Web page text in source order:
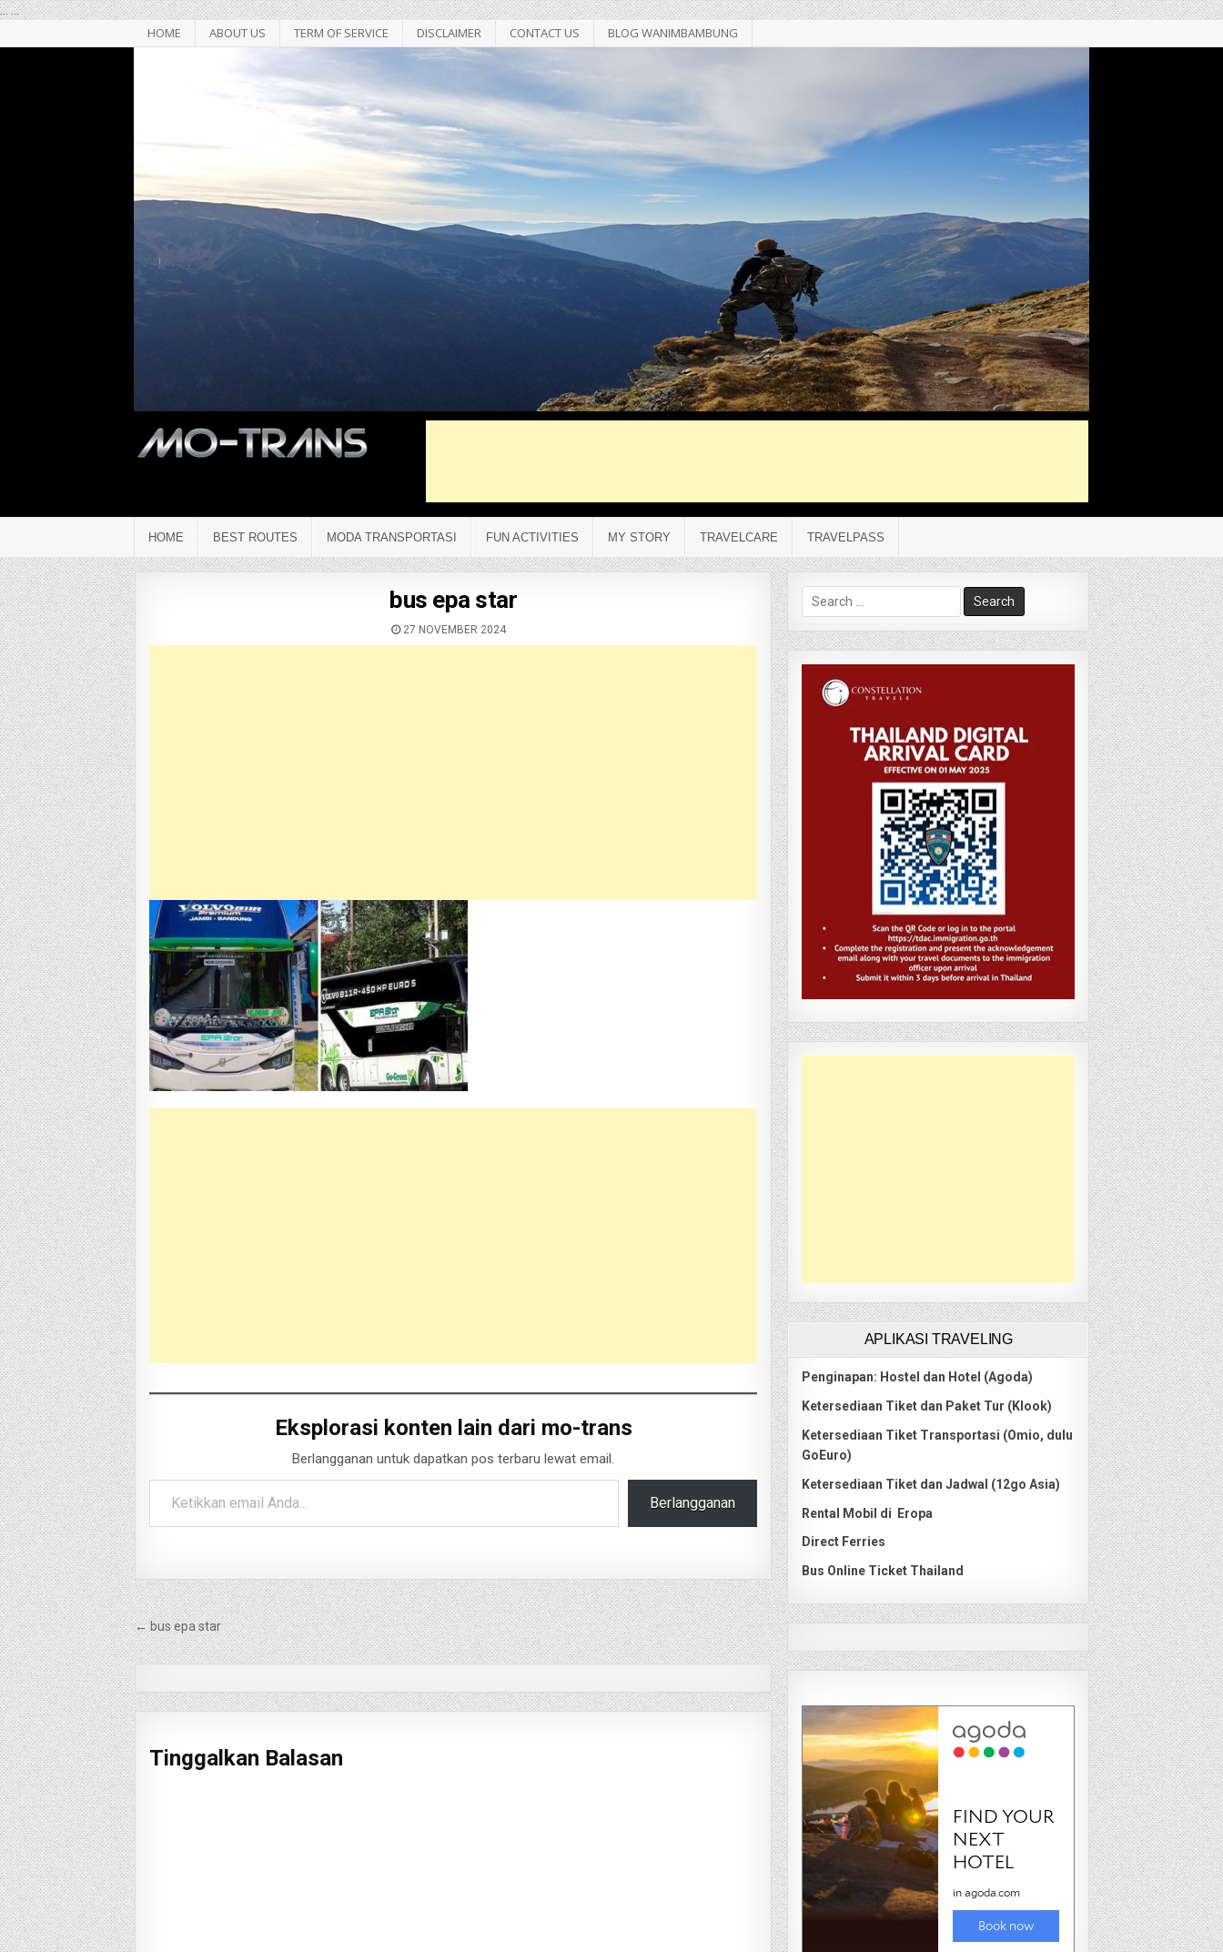
......
HOME ABOUT US TERM OF SERVICE DISCLAIMER CONTACT US BLOG WANIMBAMBUNG
HOME BEST ROUTES MODA TRANSPORTASI FUN ACTIVITIES MY STORY TRAVELCARE TRAVELPASS
bus epa star
27 NOVEMBER 2024
Eksplorasi konten lain dari mo-trans
Berlangganan untuk dapatkan pos terbaru lewat email.
Ketikkan email Anda...
Berlangganan
Navigasi
pos
← bus epa star
Tinggalkan Balasan
Search
for:
APLIKASI TRAVELING
Penginapan: Hostel dan Hotel (Agoda)
Ketersediaan Tiket dan Paket Tur (Klook)
Ketersediaan Tiket Transportasi (Omio, dulu
GoEuro)
Ketersediaan Tiket dan Jadwal (12go Asia)
Rental Mobil di Eropa
Direct Ferries
Bus Online Ticket Thailand